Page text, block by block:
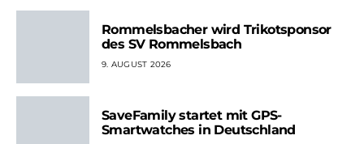
Rommelsbacher wird Trikotsponsor
des SV Rommelsbach
9. AUGUST 2026
SaveFamily startet mit GPS-
Smartwatches in Deutschland